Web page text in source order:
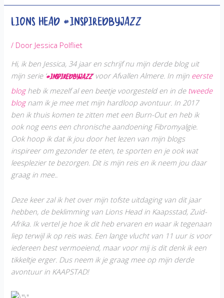
het
alweer
#InspiredbyJazz
Lions Head #InspiredbyJazz
/ Door Jessica Polfliet
Hi, ik ben Jessica, 34 jaar en schrijf nu mijn derde blog uit
mijn serie ‘#InspiredbyJazz‘ voorAfvallen Almere. In mijn eerste
blogheb ik mezelf al een beetje voorgesteld en in de tweede
blognam ik je mee met mijn hardloop avontuur. In 2017
ben ik thuis komen te zitten met een Burn-Out en heb ik
ook nog eens een chronische aandoening Fibromyalgie.
Ook hoop ik dat ik jou door het lezen van mijn blogs
inspireer om gezonder te eten, te sporten en je ook wat
leesplezier te bezorgen. Dit is mijn reis en ik neem jou daar
graag in mee..
Deze keer zal ik het over mijn tofste uitdaging van dit jaar
hebben, de beklimming van Lions Head in Kaapsstad, Zuid-
Afrika. Ik vertel je hoe ik dit heb ervaren en waar ik tegenaan
liep terwijl ik op reis was. Een lange vlucht van 11 uur is voor
iedereen best vermoeiend, maar voor mij is dit denk ik een
tikkeltje erger. Dus neem ik je graag mee op mijn derde
avontuur in KAAPSTAD!